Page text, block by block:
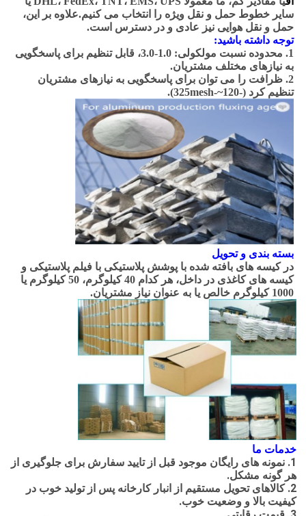
سایر خطوط حمل و نقل ویژه را انتخاب می کنیم.علاوه بر این،
حمل و نقل هوایی نیز عادی و در دسترس است.
توجه داشته باشید:
1. محدوده نسبت مولکولی: 1.0-3.0، قابل تنظیم برای پاسخگویی
به نیازهای مختلف مشتریان.
2. ظرافت را می توان برای پاسخگویی به نیازهای مشتریان
تنظیم کرد (-120~-325mesh).
بسته بندی و تحویل
در کیسه های بافته شده با پوشش پلاستیکی با فیلم پلاستیکی و
کیسه های کاغذی در داخل، هر کدام 40 کیلوگرم، 50 کیلوگرم یا
1000 کیلوگرم خالص یا به عنوان نیاز مشتریان.
خدمات ما
1. نمونه های رایگان موجود قبل از تایید سفارش برای جلوگیری از
هر گونه مشکل.
2. کالاهای تحویل مستقیم از انبار کارخانه پس از تولید خوب در
کیفیت بالا و وضعیت خوب.